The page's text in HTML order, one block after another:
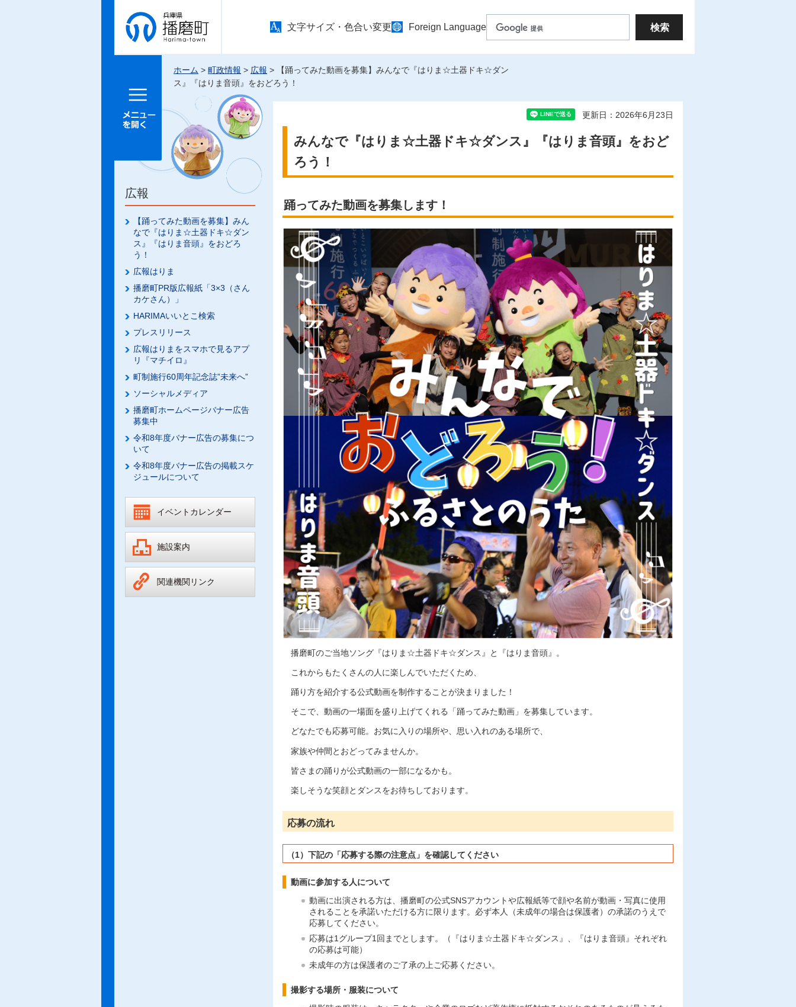
兵庫県 播
磨町
文字サイズ・色合い変更 Foreign Language
メニュー
ホーム > 町政情報 > 広報 > 【踊ってみた動画を募集】みんなで『はりま☆土器ドキ☆ダン
ス』『はりま音頭』をおどろう！
広報
【踊ってみた動画を募集】みん
なで『はりま☆土器ドキ☆ダン
ス』『はりま音頭』をおどろ
う！
広報はりま
播磨町PR版広報紙「3×3（さん
カケさん）」
HARIMAいいとこ検索
プレスリリース
広報はりまをスマホで見るアプ
リ『マチイロ』
町制施行60周年記念誌”未来へ”
ソーシャルメディア
播磨町ホームページバナー広告
募集中
令和8年度バナー広告の募集につ
いて
令和8年度バナー広告の掲載スケ
ジュールについて
イベントカレンダー
施設案内
関連機関リンク
更新日：2026年6月23日
みんなで『はりま☆土器ドキ☆ダンス』『はりま音頭』をおど
ろう！
踊ってみた動画を募集します！
播磨町のご当地ソング『はりま☆土器ドキ☆ダンス』と『はりま音頭』。
これからもたくさんの人に楽しんでいただくため、
踊り方を紹介する公式動画を制作することが決まりました！
そこで、動画の一場面を盛り上げてくれる「踊ってみた動画」を募集しています。
どなたでも応募可能。お気に入りの場所や、思い入れのある場所で、
家族や仲間とおどってみませんか。
皆さまの踊りが公式動画の一部になるかも。
楽しそうな笑顔とダンスをお待ちしております。
応募の流れ
（1）下記の「応募する際の注意点」を確認してください
動画に参加する人について
動画に出演される方は、播磨町の公式SNSアカウントや広報紙等で顔や名前が動画・写真に使用
されることを承諾いただける方に限ります。必ず本人（未成年の場合は保護者）の承諾のうえで
応募してください。
応募は1グループ1回までとします。（『はりま☆土器ドキ☆ダンス』、『はりま音頭』それぞれ
の応募は可能）
未成年の方は保護者のご了承の上ご応募ください。
撮影する場所・服装について